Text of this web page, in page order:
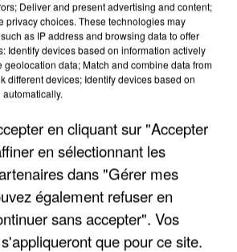
L’OISE EMPORTÉE PAR UNE
EN HAUTE-SAVOIE
Deliver and present advertising and content;
privacy choices. These technologies may
as IP address and browsing data to offer
Identify devices based on information actively
geolocation data; Match and combine data from
different devices; Identify devices based on
en cliquant sur "Accepter
en sélectionnant les
dans "Gérer mes
également refuser en
sans accepter". Vos
que pour ce site.